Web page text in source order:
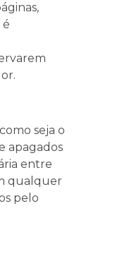
seja o
apagados
entre
qualquer
pelo